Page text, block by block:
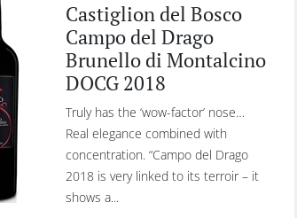
Castiglion del Bosco
Campo del Drago
Brunello di Montalcino
DOCG 2018
Truly has the ‘wow-factor’ nose…
Real elegance combined with
concentration. “Campo del Drago
2018 is very linked to its terroir – it
shows a...